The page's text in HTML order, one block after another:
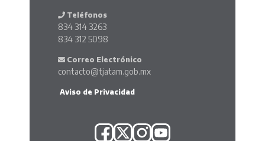
Teléfonos
834 314 3263
834 312 5098
Correo Electrónico
contacto@tjatam.gob.mx
Aviso de Privacidad